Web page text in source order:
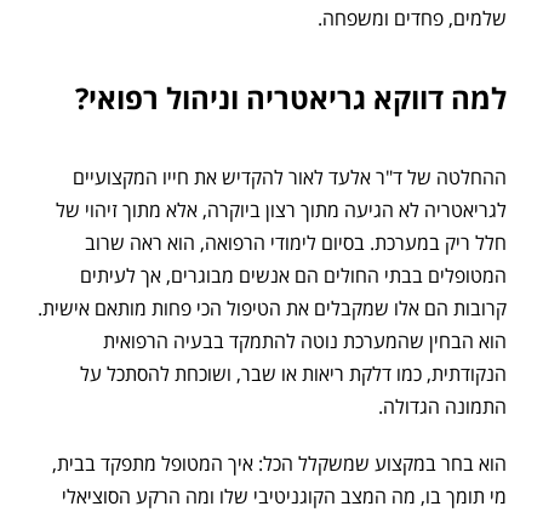
שלמים, פחדים ומשפחה.
למה דווקא גריאטריה וניהול רפואי?
ההחלטה של ד"ר אלעד לאור להקדיש את חייו המקצועיים
לגריאטריה לא הגיעה מתוך רצון ביוקרה, אלא מתוך זיהוי של
חלל ריק במערכת. בסיום לימודי הרפואה, הוא ראה שרוב
המטופלים בבתי החולים הם אנשים מבוגרים, אך לעיתים
קרובות הם אלו שמקבלים את הטיפול הכי פחות מותאם אישית.
הוא הבחין שהמערכת נוטה להתמקד בבעיה הרפואית
הנקודתית, כמו דלקת ריאות או שבר, ושוכחת להסתכל על
התמונה הגדולה.
הוא בחר במקצוע שמשקלל הכל: איך המטופל מתפקד בבית,
מי תומך בו, מה המצב הקוגניטיבי שלו ומה הרקע הסוציאלי